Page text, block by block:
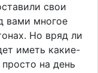
свои
вами многое
Но вряд ли
иметь какие-
на день